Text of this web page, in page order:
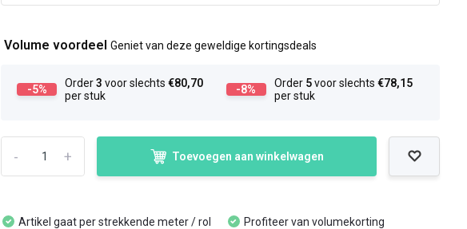
Volume voordeelGeniet van deze geweldige kortingsdeals
-5% Order3 voor slechts€80,70
per stuk
-8% Order 5voor slechts €78,15
per stuk
+
- Toevoegen aan winkelwagen
Artikel gaat per strekkende meter / rol Profiteer van volumekorting